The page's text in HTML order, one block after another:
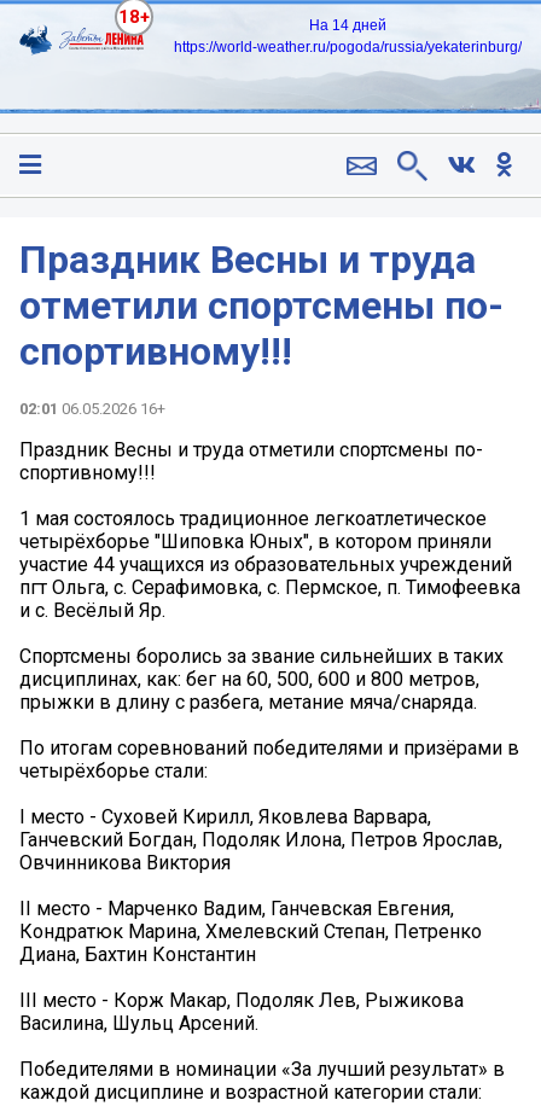
18+
На 14 дней
https://world-weather.ru/pogoda/russia/yekaterinburg/
Праздник Весны и труда
отметили спортсмены по-
спортивному!!!
02:01 06.05.2026 16+
Праздник Весны и труда отметили спортсмены по-
спортивному!!!
1 мая состоялось традиционное легкоатлетическое
четырёхборье "Шиповка Юных", в котором приняли
участие 44 учащихся из образовательных учреждений
пгт Ольга, с. Серафимовка, с. Пермское, п. Тимофеевка
и с. Весёлый Яр.
Спортсмены боролись за звание сильнейших в таких
дисциплинах, как: бег на 60, 500, 600 и 800 метров,
прыжки в длину с разбега, метание мяча/снаряда.
По итогам соревнований победителями и призёрами в
четырёхборье стали:
I место - Суховей Кирилл, Яковлева Варвара,
Ганчевский Богдан, Подоляк Илона, Петров Ярослав,
Овчинникова Виктория
II место - Марченко Вадим, Ганчевская Евгения,
Кондратюк Марина, Хмелевский Степан, Петренко
Диана, Бахтин Константин
III место - Корж Макар, Подоляк Лев, Рыжикова
Василина, Шульц Арсений.
Победителями в номинации «За лучший результат» в
каждой дисциплине и возрастной категории стали: